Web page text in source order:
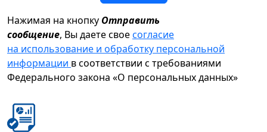
Нажимая на кнопку Отправить
сообщение, Вы даете своесогласие
на использование и обработку персональной
информации в соответствии с требованиями
Федерального закона «О персональных данных»